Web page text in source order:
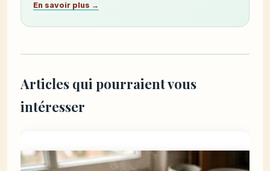
En savoir plus →
Articles qui pourraient vous
intéresser